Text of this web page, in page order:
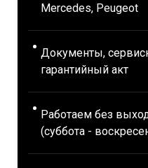
Mercedes, Peugeot
Документы,
гарантийный акт
Работаем без
(суббота -